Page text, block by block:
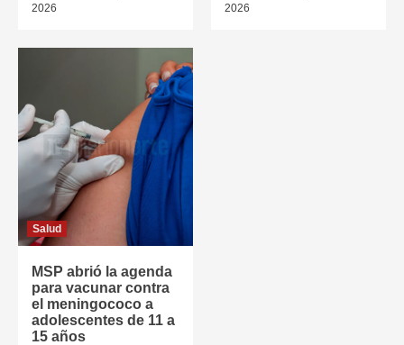
2026
2026
Salud
MSP abrió la agenda
para vacunar contra
el meningococo a
adolescentes de 11 a
15 años